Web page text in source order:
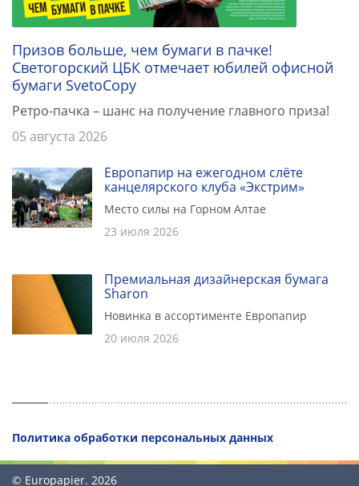
Призов больше, чем бумаги в пачке!
Светогорский ЦБК отмечает юбилей офисной
бумаги SvetoCopy
Ретро-пачка – шанс на получение главного приза!
05 августа 2026
Европапир на ежегодном слёте
канцелярского клуба «Экстрим»
Место силы на Горном Алтае
23 июля 2026
Премиальная дизайнерская бумага
Sharon
Новинка в ассортименте Европапир
20 июля 2026
Политика обработки персональных данных
© Europapier. 2026